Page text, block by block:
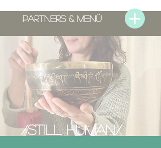
PARTNERS & MENÜ
/Still human/